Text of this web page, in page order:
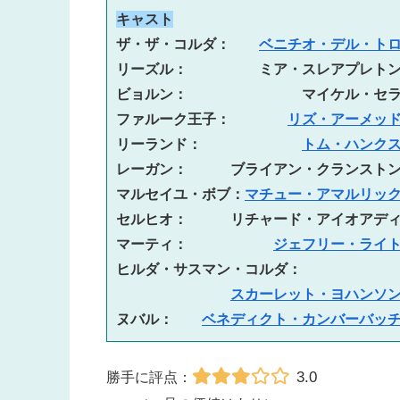
キャスト
ザ・ザ・コルダ： ベニチオ・デル・トロ
リーズル：　　　　　ミア・スレアプレト
ビョルン：　　　　　　　　マイケル・セラ
ファルーク王子：
リズ・アーメッド
リーランド：
トム・ハンクス
レーガン：　　　ブライアン・クランスト
マルセイユ・ボブ： マチュー・アマルリック
セルヒオ：　　　リチャード・アイオアディ
マーティ： ジェフリー・ライト
ヒルダ・サスマン ・コルダ：
スカーレット・ヨハンソ
ヌバル： ベネディクト・カンバーバッ
勝手に評点： 3.0